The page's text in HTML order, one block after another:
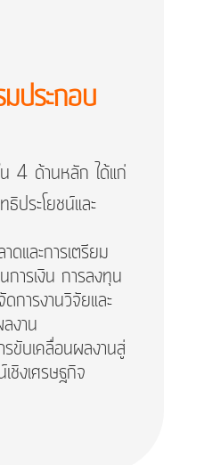
มประกอบ
4 ด้านหลัก ได้แก่
ประโยชน์และ
ดและการเตรียม
ารเงิน การลงทุน
การงานวิจัยและ
งาน
รขับเคลื่อนผลงานสู่
เชิงเศรษฐกิจ